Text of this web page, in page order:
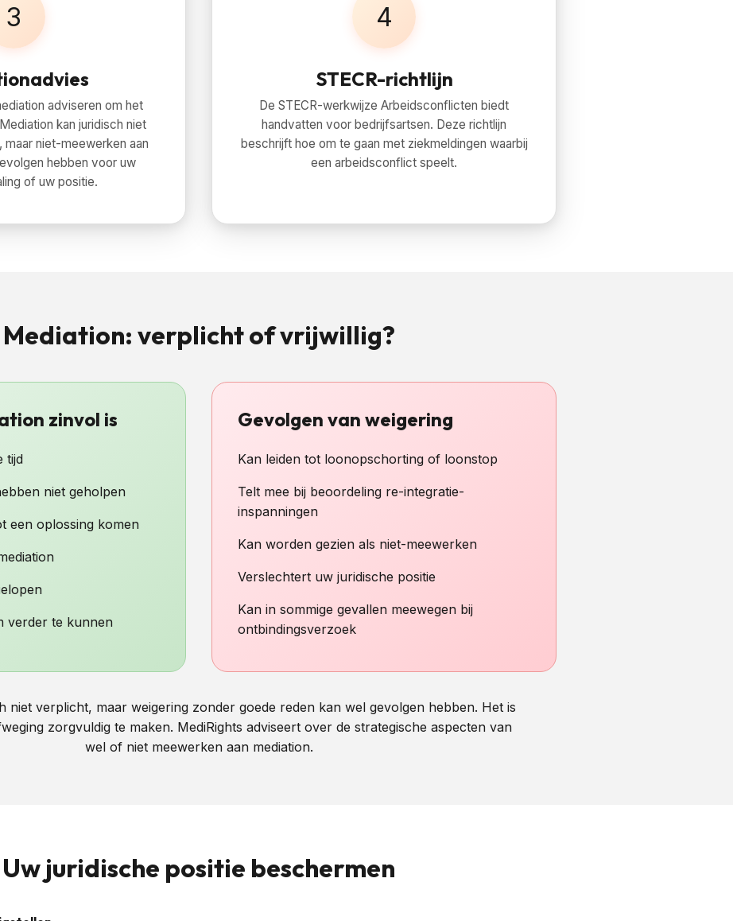
3
adviseren om het
kan juridisch niet
niet-meewerken aan
hebben voor uw
of uw positie.
4
STECR-richtlijn
De STECR-werkwijze Arbeidsconflicten biedt
handvatten voor bedrijfsartsen. Deze richtlijn
beschrijft hoe om te gaan met ziekmeldingen waarbij
een arbeidsconflict speelt.
Mediation: verplicht of vrijwillig?
zinvol is
tijd
niet geholpen
een oplossing komen
verder te kunnen
Gevolgen van weigering
Kan leiden tot loonopschorting of loonstop
Telt mee bij beoordeling re-integratie-
inspanningen
Kan worden gezien als niet-meewerken
Verslechtert uw juridische positie
Kan in sommige gevallen meewegen bij
ontbindingsverzoek
niet verplicht, maar weigering zonder goede reden kan wel gevolgen hebben. Het is
zorgvuldig te maken. MediRights adviseert over de strategische aspecten van
wel of niet meewerken aan mediation.
Uw juridische positie beschermen